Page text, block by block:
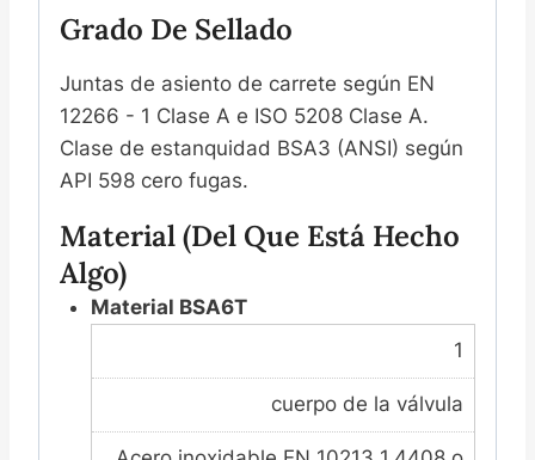
Grado De Sellado
Juntas de asiento de carrete según EN
12266 - 1 Clase A e ISO 5208 Clase A.
Clase de estanquidad BSA3 (ANSI) según
API 598 cero fugas.
Material (del Que Está Hecho
Algo)
Material BSA6T
1
cuerpo de la válvula